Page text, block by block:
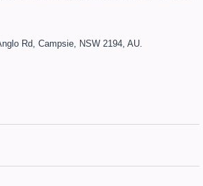
Rd, Campsie, NSW 2194, AU.